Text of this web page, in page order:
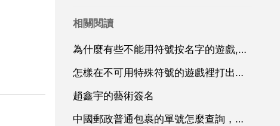
相關閱讀
為什麼有些不能用符號按名字的遊戲,卻那麼多人能用呢 怎麼弄的
怎樣在不可用特殊符號的遊戲裡打出可用的符號
趙鑫宇的藝術簽名
中國郵政普通包裹的單號怎麼查詢，中國郵政的國際普通包裹怎麼查詢物流資訊？